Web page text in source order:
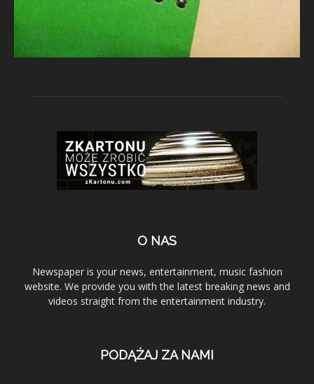
O NAS
Newspaper is your news, entertainment, music fashion
website. We provide you with the latest breaking news and
videos straight from the entertainment industry.
PODĄŻAJ ZA NAMI